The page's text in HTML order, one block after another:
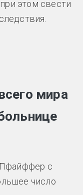
этом свести
мира
с
число